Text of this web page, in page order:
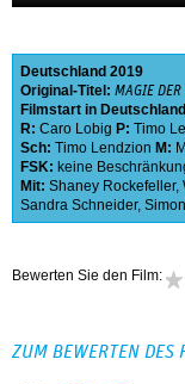
Deutschland 2019
Original-Titel: MAGIE DER
Filmstart in
R: Caro Lobig P: Timo
Sch: Timo Lendzion M:
FSK: keine
Mit: Shaney Rockefeller,
Sandra Schneider,
Bewerten Sie den Film:
ZUM BEWERTEN DES